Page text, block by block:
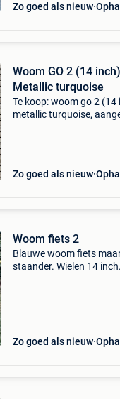
Zo goed als nieuw
Woom GO 2 (14
Metallic turquoise
Te koop: woom go 2
metallic turquoise,
Zo goed als nieuw
Woom fiets 2
Blauwe woom fiets
staander. Wielen 14 inch.
Zo goed als nieuw